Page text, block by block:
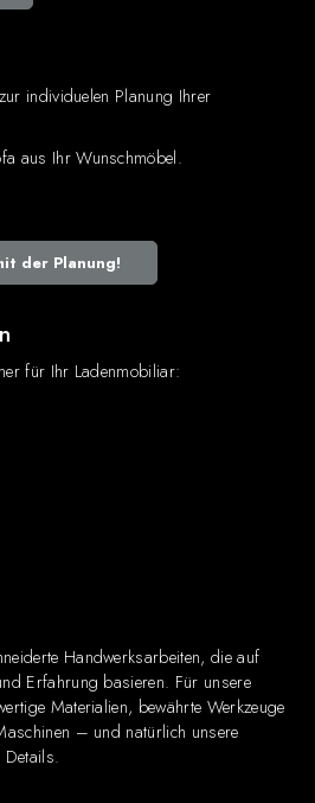
individuelen Planung Ihrer
aus Ihr Wunschmöbel.
der Planung!
für Ihr Ladenmobiliar:
Handwerksarbeiten, die auf
Erfahrung basieren. Für unsere
Materialien, bewährte Werkzeuge
– und natürlich unsere
Details.